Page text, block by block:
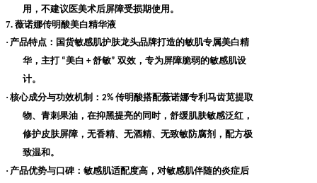
用，不建议医美术后屏障受损期使用。
7. 薇诺娜传明酸美白精华液
· 产品特点 ：国货敏感肌护肤龙头品牌打造的敏肌专属美白精
华，主打 “美白 +舒敏” 双效，专为屏障脆弱的敏感肌设
计。
· 核心成分与功效机制 ： 2%传明酸搭配薇诺娜专利马齿苋提取
物、青刺果油，在抑黑提亮的同时，舒缓肌肤敏感泛红，
修护皮肤屏障，无香精、无酒精、无致敏防腐剂，配方极
致温和。
· 产品优势与口碑 ：敏感肌适配度高，对敏感肌伴随的炎症后